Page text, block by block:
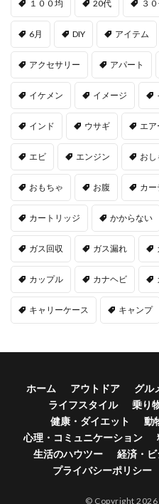
１００均 20代 ３
6月 DIY アイテム
アクセサリー アパート
イケメン イメージ
インド ウサギ エ
エビ エンジン お
おもちゃ お腹 カー
カートリッジ かからない
ガス回収 ガス漏れ
カップル カナヘビ
キャリーケース キャンプ
ホーム アウトドア グル
ライフスタイル
乗り
健康・ダイエット
動
心理・コミュニケーション
生活のハウツー
経済・ビ
プライバシーポリシー
© Copyright 2026